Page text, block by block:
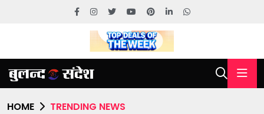
HOME TRENDING NEWS